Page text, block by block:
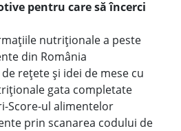
pentru care să încerci
nutriționale a peste
din România
rețete și idei de mese cu
gata completate
Score-ul alimentelor
prin scanarea codului de